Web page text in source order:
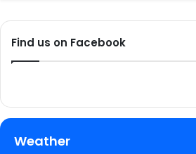
Find us on Facebook
Weather